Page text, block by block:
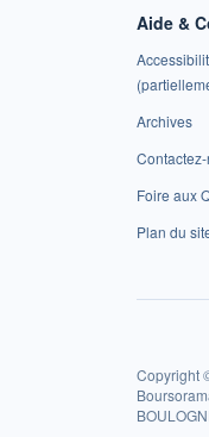
Aide &
Archives
Foire aux
Plan du
Copyright